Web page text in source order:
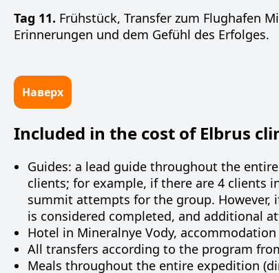
Tag 11. Frühstück, Transfer zum Flughafen
Erinnerungen und dem Gefühl des Erfolges.
Наверх
Included in the cost of Elbrus
Guides: a lead guide throughout the
clients; for example, if there are 4 clients
summit attempts for the group.
is considered completed, and additional
Hotel in Mineralnye Vody,
All transfers according to the program
Meals throughout the entire expedition